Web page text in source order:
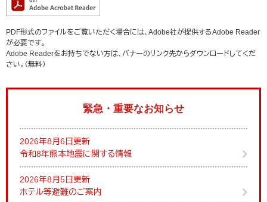
PDF形式のファイルをご覧いただく場合には、Adobe社が提供するAdobe Reader
が必要です。
Adobe Readerをお持ちでない方は、バナーのリンク先からダウンロードしてくだ
さい。（無料）
緊急・重要なお知らせ
2026年8月6日更新
令和8年熊本地震に関する情報
2026年8月5日更新
ホテル等避難のご案内